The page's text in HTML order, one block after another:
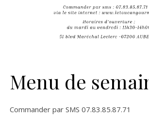
Menu de
Commander par SMS 07.83.85.87.71